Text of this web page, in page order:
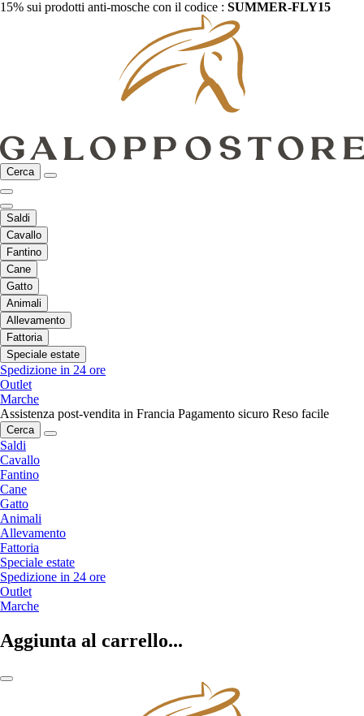
15% sui prodotti anti-mosche con il codice : SUMMER-FLY15
Cerca
Saldi
Cavallo
Fantino
Cane
Gatto
Animali
Allevamento
Fattoria
Speciale estate
Spedizione in 24 ore
Outlet
Marche
Assistenza post-vendita in Francia Pagamento sicuro Reso facile
Cerca
Saldi
Cavallo
Fantino
Cane
Gatto
Animali
Allevamento
Fattoria
Speciale estate
Spedizione in 24 ore
Outlet
Marche
Aggiunta al carrello...